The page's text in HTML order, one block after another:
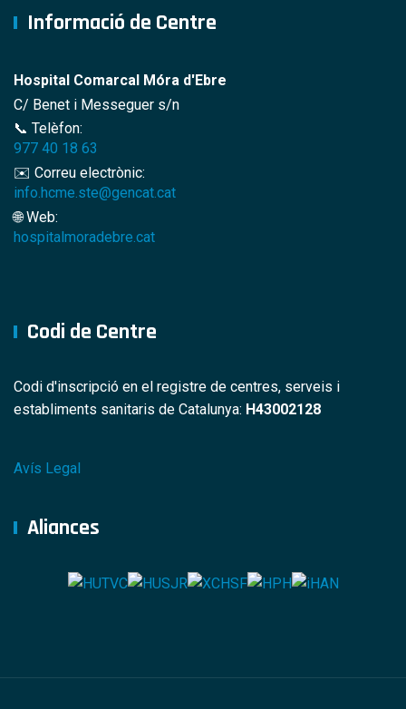
Informació de Centre
Hospital Comarcal Móra d'Ebre
C/ Benet i Messeguer s/n
📞 Telèfon:
977 40 18 63
✉️ Correu electrònic:
info.hcme.ste@gencat.cat
🌐 Web:
hospitalmoradebre.cat
Codi de Centre
Codi d'inscripció en el registre de centres, serveis i
establiments sanitaris de Catalunya: H43002128
Avís Legal
Aliances